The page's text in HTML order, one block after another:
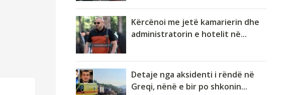
Kërcënoi me jetë kamarierin dhe
administratorin e hotelit në...
Detaje nga aksidenti i rëndë në
Greqi, nënë e bir po shkonin...